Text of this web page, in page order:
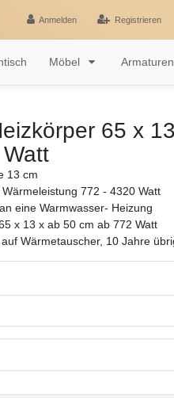
Anmelden Registrieren
Möbel Armaturen
65 x
13 cm
772 - 4320 Watt
eine Warmwasser- Heizung
x 13 x ab 50 cm ab 772 Watt
Wärmetauscher, 10 Jahre